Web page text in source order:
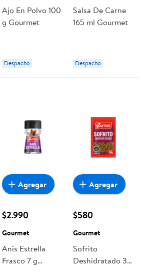
Ajo En Polvo 100
g Gourmet
Despacho
Salsa De Carne
165 ml Gourmet
Despacho
$2.990
Gourmet
Anís Estrella
Frasco 7 g
Agregar
$580
Gourmet
Sofrito
Deshidratado 30
Agregar